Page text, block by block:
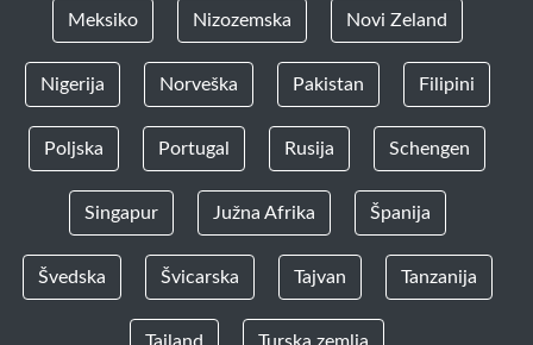
Meksiko Nizozemska Novi Zeland
Nigerija Norveška Pakistan Filipini
Poljska Portugal Rusija Schengen
Singapur Južna Afrika Španija
Švedska Švicarska Tajvan Tanzanija